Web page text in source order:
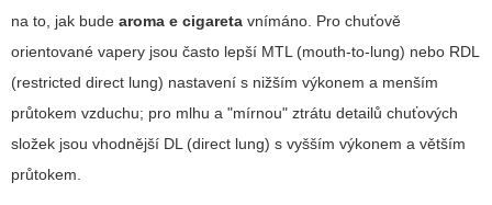
na to, jak bude aroma e cigareta vnímáno. Pro chuťově
orientované vapery jsou často lepší MTL (mouth-to-lung) nebo RDL
(restricted direct lung) nastavení s nižším výkonem a menším
průtokem vzduchu; pro mlhu a "mírnou" ztrátu detailů chuťových
složek jsou vhodnější DL (direct lung) s vyšším výkonem a větším
průtokem.